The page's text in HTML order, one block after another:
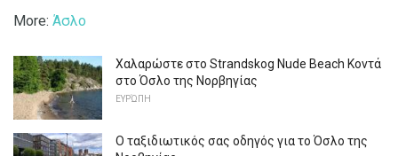
More: Άσλο
Χαλαρώστε στο Strandskog Nude Beach Κοντά
στο Όσλο της Νορβηγίας
ΕΥΡΏΠΗ
Ο ταξιδιωτικός σας οδηγός για το Όσλο της